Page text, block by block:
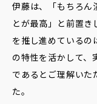
伊藤は、「もちろん
とが最高」と前置
を推し進めているの
の特性を活かして、
であるとご理解いた
た。